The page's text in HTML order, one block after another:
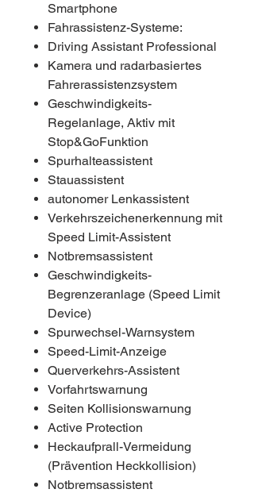
Smartphone
Fahrassistenz-Systeme:
Driving Assistant Professional
Kamera­ und radarbasiertes
Fahrerassistenzsystem
Geschwindigkeits-
Regelanlage, Aktiv mit
Stop&GoFunktion
Spurhalteassistent
Stauassistent
autonomer Lenkassistent
Verkehrszeichenerkennung mit
Speed Limit-Assistent
Notbremsassistent
Geschwindigkeits-
Begrenzeranlage (Speed Limit
Device)
Spurwechsel-Warnsystem
Speed-Limit-Anzeige
Querverkehrs-Assistent
Vorfahrtswarnung
Seiten Kollisionswarnung
Active Protection
Heckaufprall-Vermeidung
(Prävention Heckkollision)
Notbremsassistent